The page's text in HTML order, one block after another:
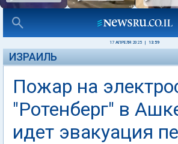
17 АПРЕЛЯ 2025 13:59
ИЗРАИЛЬ
Пожар на
"Ротенберг" в
идет эвакуация